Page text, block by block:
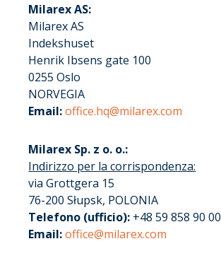
Milarex AS:
Milarex AS
Indekshuset
Henrik Ibsens gate 100
0255 Oslo
NORVEGIA
Email:office.hq@milarex.com
Milarex Sp. z o. o.:
Indirizzo per la corrispondenza:
via Grottgera 15
76-200 Słupsk, POLONIA
Telefono (ufficio): +48 59 858 90 00
Email:office@milarex.com